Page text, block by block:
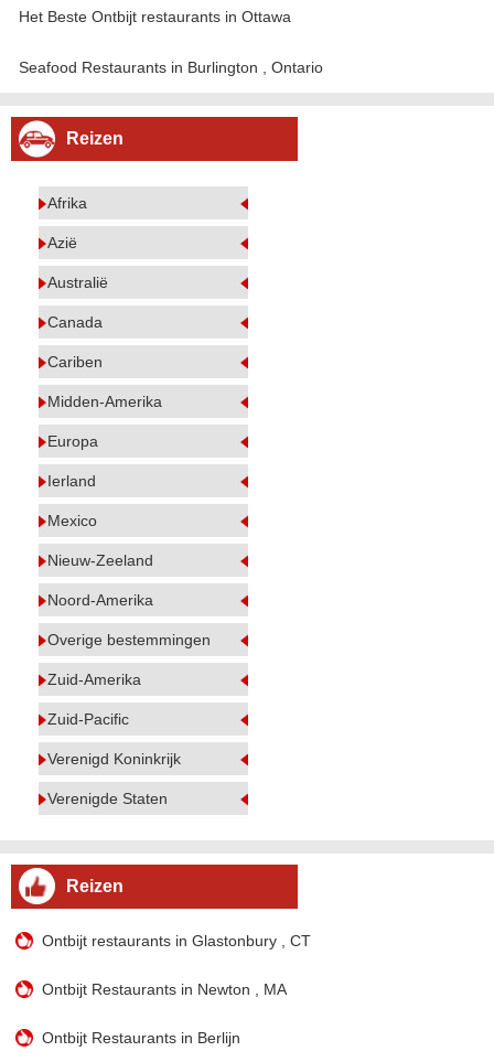
Het Beste Ontbijt restaurants in Ottawa
Seafood Restaurants in Burlington , Ontario
Reizen
Afrika
Azië
Australië
Canada
Cariben
Midden-Amerika
Europa
Ierland
Mexico
Nieuw-Zeeland
Noord-Amerika
Overige bestemmingen
Zuid-Amerika
Zuid-Pacific
Verenigd Koninkrijk
Verenigde Staten
Reizen
Ontbijt restaurants in Glastonbury , CT
Ontbijt Restaurants in Newton , MA
Ontbijt Restaurants in Berlijn